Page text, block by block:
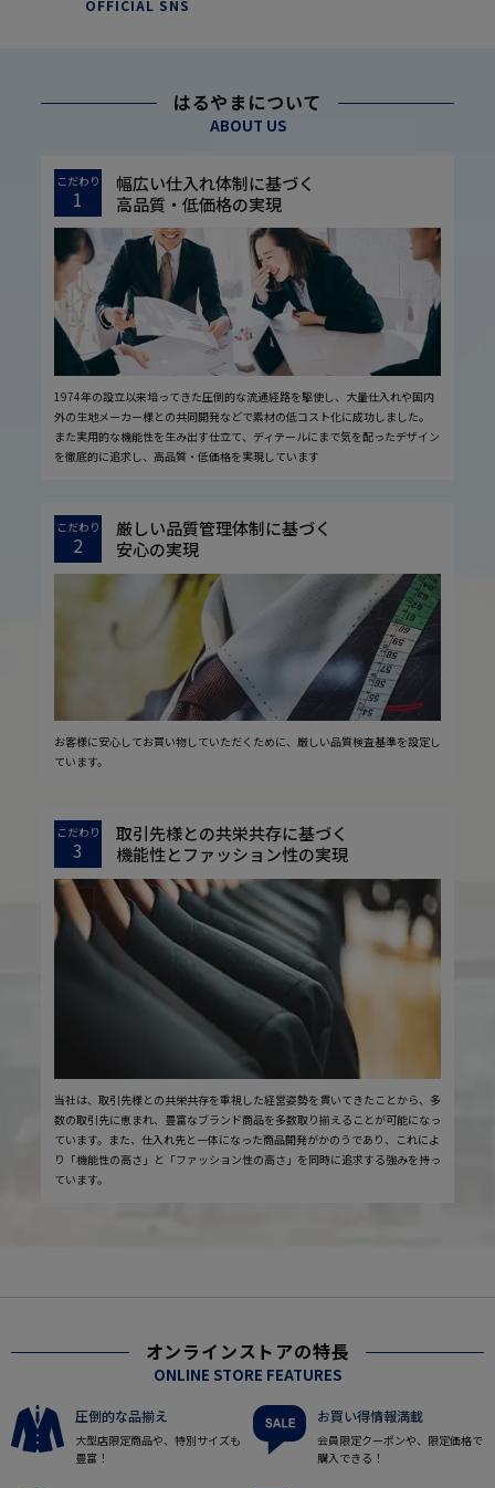
OFFICIAL SNS
はるやまについて
ABOUT US
こだわり
1
幅広い仕入れ体制に基づく
高品質・低価格の実現
1974年の設立以来培ってきた圧倒的な流通経路を駆使し、大量仕入れや国内
外の生地メーカー様との共同開発などで素材の低コスト化に成功しました。
また実用的な機能性を生み出す仕立て、ディテールにまで気を配ったデザイン
を徹底的に追求し、高品質・低価格を実現しています
こだわり
2
厳しい品質管理体制に基づく
安心の実現
お客様に安心してお買い物していただくために、厳しい品質検査基準を設定し
ています。
こだわり
3
取引先様との共栄共存に基づく
機能性とファッション性の実現
当社は、取引先様との共栄共存を重視した経営姿勢を貫いてきたことから、多
数の取引先に恵まれ、豊富なブランド商品を多数取り揃えることが可能になっ
ています。また、仕入れ先と一体になった商品開発がかのうであり、これによ
り「機能性の高さ」と「ファッション性の高さ」を同時に追求する強みを持っ
ています。
オンラインストアの特長
ONLINE STORE FEATURES
圧倒的な品揃え
大型店限定商品や、特別サイズも
豊富！
お買い得情報満載
会員限定クーポンや、限定価格で
購入できる！